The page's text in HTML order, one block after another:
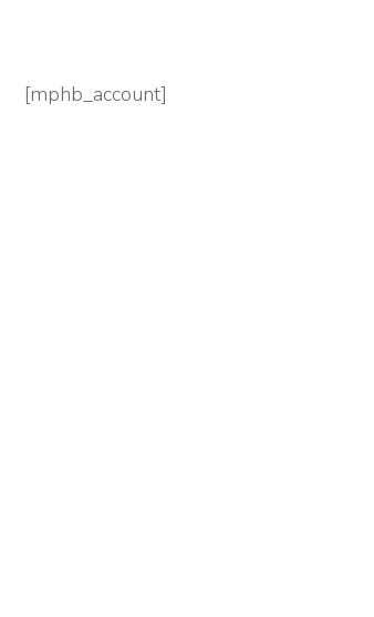
[mphb_account]